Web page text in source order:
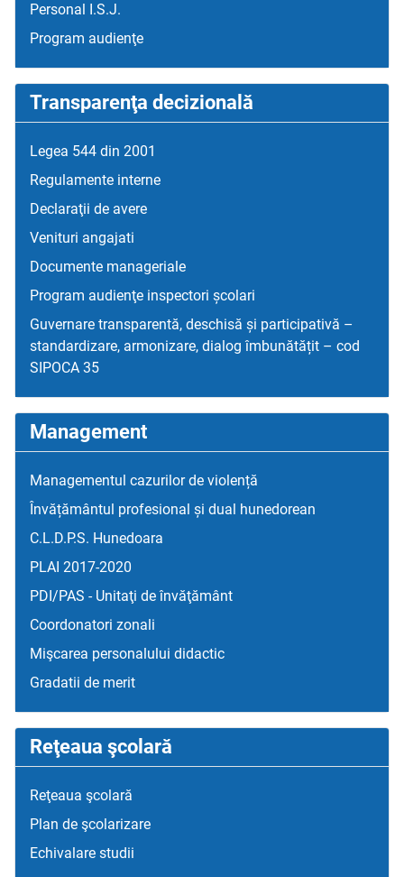
Personal I.S.J.
Program audienţe
Transparenţa decizională
Legea 544 din 2001
Regulamente interne
Declaraţii de avere
Venituri angajati
Documente manageriale
Program audienţe inspectori școlari
Guvernare transparentă, deschisă și participativă –
standardizare, armonizare, dialog îmbunătățit – cod
SIPOCA 35
Management
Managementul cazurilor de violență
Învățământul profesional și dual hunedorean
C.L.D.P.S. Hunedoara
PLAI 2017-2020
PDI/PAS - Unitaţi de învăţământ
Coordonatori zonali
Mişcarea personalului didactic
Gradatii de merit
Reţeaua şcolară
Reţeaua şcolară
Plan de şcolarizare
Echivalare studii